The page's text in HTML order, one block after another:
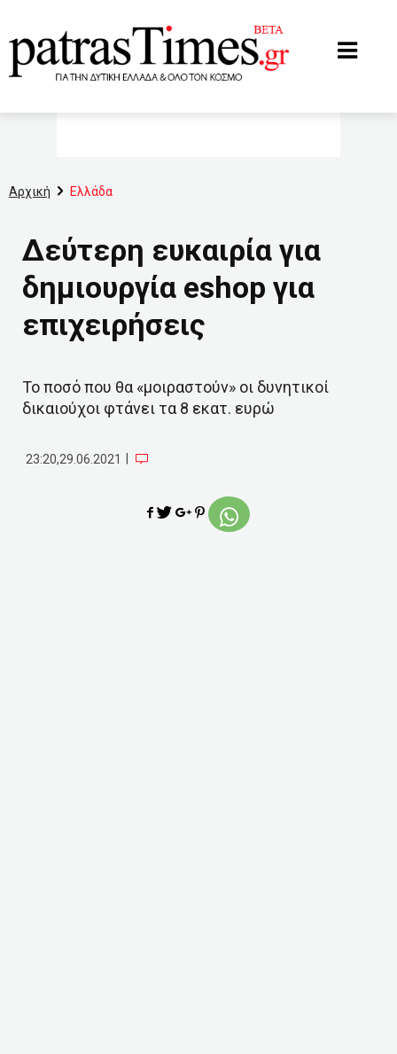
Αρχική Ελλάδα
Δεύτερη ευκαιρία για
δημιουργία eshop για
επιχειρήσεις
Το ποσό που θα «μοιραστούν» οι δυνητικοί
δικαιούχοι φτάνει τα 8 εκατ. ευρώ
23:20,29.06.2021